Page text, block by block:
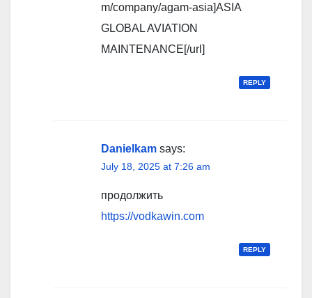
m/company/agam-asia]ASIA
GLOBAL AVIATION
MAINTENANCE[/url]
REPLY
Danielkam says:
July 18, 2025 at 7:26 am
продолжить
https://vodkawin.com
REPLY